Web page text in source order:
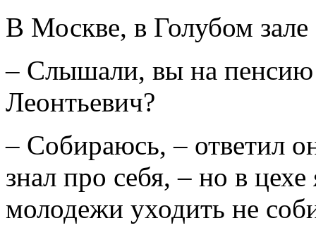
В Москве, в Голубом
– Слышали, вы на пенсию
Леонтьевич?
– Собираюсь, – ответил
знал про себя, – но в
молодежи уходить не